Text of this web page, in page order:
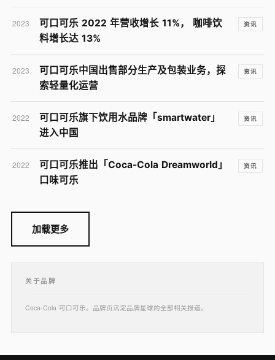
2023
可口可乐 2022 年营收增长 11%， 咖啡饮
料增长达 13%
资讯
2023
可口可乐中国出售部分生产及包装业务，探
索轻量化运营
资讯
2022
可口可乐旗下饮用水品牌「smartwater」
进入中国
资讯
2022
可口可乐推出「Coca-Cola Dreamworld」
口味可乐
资讯
加载更多
关于品牌
Coca-Cola 可口可乐。品牌页沉淀品牌星球的全部相关报道。